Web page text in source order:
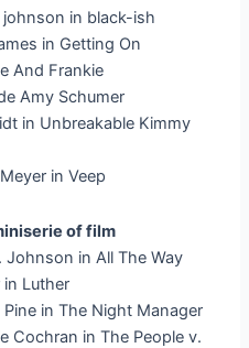
johnson in black-ish
in Getting On
And Frankie
Amy Schumer
in Unbreakable Kimmy
in Veep
of film
Johnson in All The Way
in Luther
in The Night Manager
Cochran in The People v.